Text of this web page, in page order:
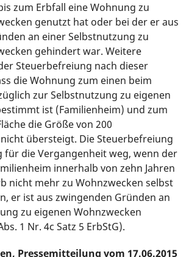
zum Erbfall eine Wohnung zu
genutzt hat oder bei der er aus
an einer Selbstnutzung zu
gehindert war. Weitere
Steuerbefreiung nach dieser
die Wohnung zum einen beim
zur Selbstnutzung zu eigenen
ist (Familienheim) und zum
die Größe von 200
übersteigt. Die Steuerbefreiung
die Vergangenheit weg, wenn der
innerhalb von zehn Jahren
nicht mehr zu Wohnzwecken selbst
er ist aus zwingenden Gründen an
zu eigenen Wohnzwecken
1 Nr. 4c Satz 5 ErbStG).
Pressemitteilung vom 17.06.2015